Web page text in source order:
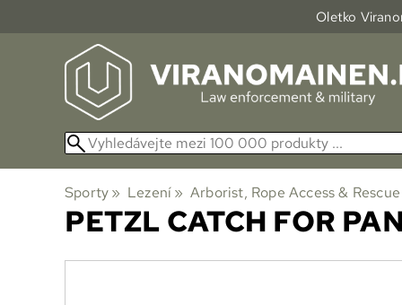
Oletko
Sporty‪» Lezení‪» Arborist, Rope Access & Rescue
PETZL CATCH FOR